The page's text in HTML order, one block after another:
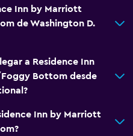
Inn by Marriott
de Washington D.
a Residence Inn
Bottom desde
Inn by Marriott